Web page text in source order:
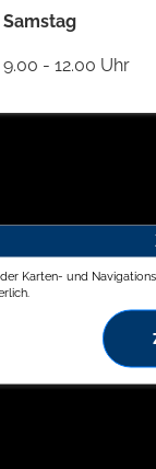
Samstag
9.00 - 12.00 Uhr
Karten- und